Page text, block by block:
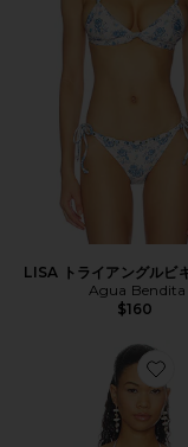
LISA トライアングルビ
Agua Bendita
$160